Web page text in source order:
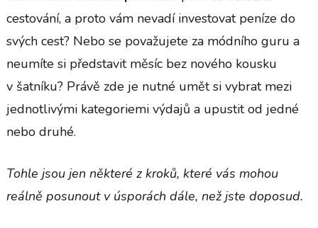
cestování, a proto vám nevadí investovat peníze do
svých cest? Nebo se považujete za módního guru a
neumíte si představit měsíc bez nového kousku
v šatníku? Právě zde je nutné umět si vybrat mezi
jednotlivými kategoriemi výdajů a upustit od jedné
nebo druhé.
Tohle jsou jen některé z kroků, které vás mohou
reálně posunout v úsporách dále, než jste doposud.